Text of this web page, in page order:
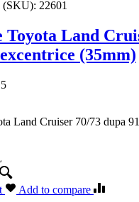
(SKU): 22601
Toyota Land
(35mm)
Land Cruiser 70/73 dupa
Add to compare